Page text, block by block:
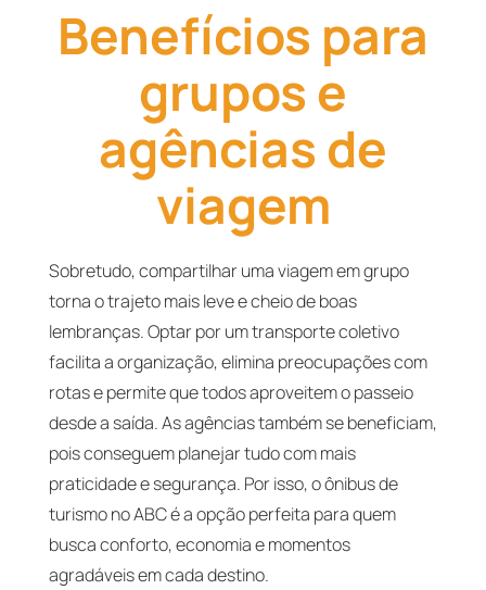
Benefícios para
grupos e
agências de
viagem
Sobretudo, compartilhar uma viagem em grupo
torna o trajeto mais leve e cheio de boas
lembranças. Optar por um transporte coletivo
facilita a organização, elimina preocupações com
rotas e permite que todos aproveitem o passeio
desde a saída. As agências também se beneficiam,
pois conseguem planejar tudo com mais
praticidade e segurança. Por isso, o ônibus de
turismo no ABC é a opção perfeita para quem
busca conforto, economia e momentos
agradáveis em cada destino.